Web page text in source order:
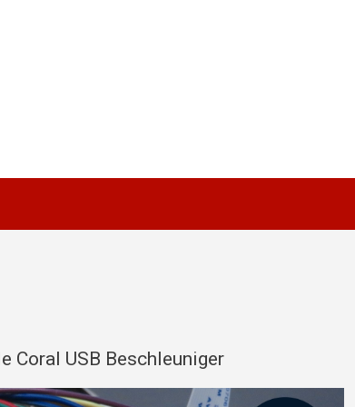
Coral USB Beschleuniger